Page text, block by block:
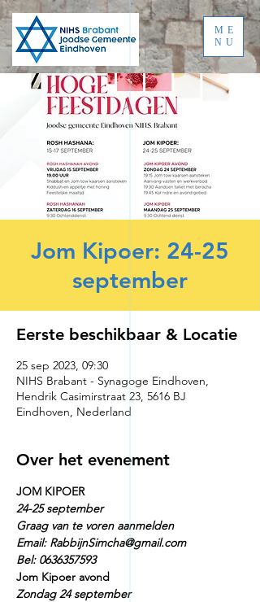
ME
NU
Jom Kipoer: 24-25
september
Eerste beschikbaar & Locatie
25 sep 2023, 09:30
NIHS Brabant - Synagoge Eindhoven,
Hendrik Casimirstraat 23, 5616 BJ
Eindhoven, Nederland
Over het evenement
JOM KIPOER
24-25 september
Graag van te voren aanmelden
Email: RabbijnSimcha@gmail.com
Bel: 0636357593
Jom Kipoer avond
Zondag 24 september